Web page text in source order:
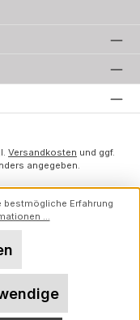
Versandkosten und ggf.
angegeben.
bestmögliche Erfahrung
...